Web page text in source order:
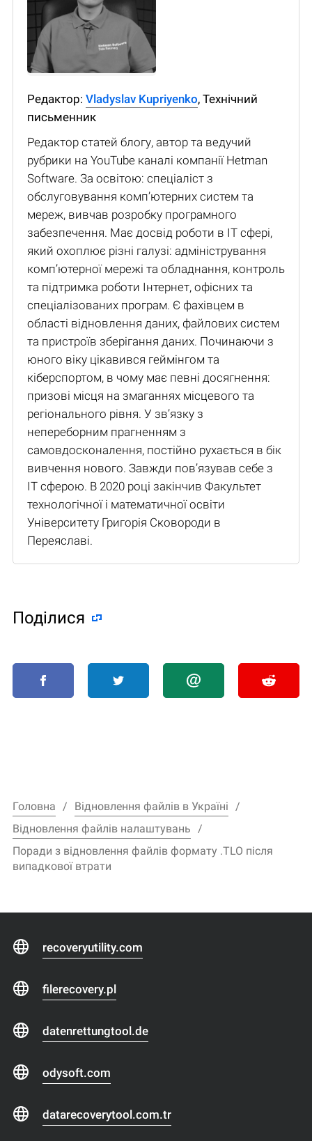
Редактор: Vladyslav Kupriyenko, Технічний
письменник
Редактор статей блогу, автор та ведучий
рубрики на YouTube каналі компанії Hetman
Software. За освітою: спеціаліст з
обслуговування комп’ютерних систем та
мереж, вивчав розробку програмного
забезпечення. Має досвід роботи в IT сфері,
який охоплює різні галузі: адміністрування
комп’ютерної мережі та обладнання, контроль
та підтримка роботи Інтернет, офісних та
спеціалізованих програм. Є фахівцем в
області відновлення даних, файлових систем
та пристроїв зберігання даних. Починаючи з
юного віку цікавився геймінгом та
кіберспортом, в чому має певні досягнення:
призові місця на змаганнях місцевого та
регіонального рівня. У зв’язку з
непереборним прагненням з
самовдосконалення, постійно рухається в бік
вивчення нового. Завжди пов’язував себе з
IT сферою. В 2020 році закінчив Факультет
технологічної і математичної освіти
Університету Григорія Сковороди в
Переяславі.
Поділися
Головна
Відновлення файлів в Україні
Відновлення файлів налаштувань
Поради з відновлення файлів формату .TLO після
випадкової втрати
recoveryutility.com
filerecovery.pl
datenrettungtool.de
odysoft.com
datarecoverytool.com.tr